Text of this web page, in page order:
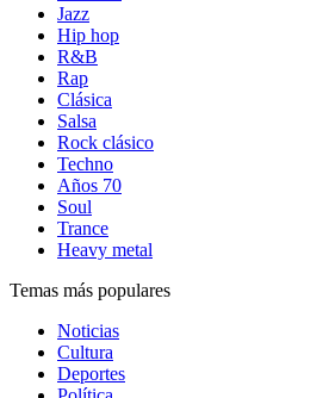
Jazz
Hip hop
R&B
Rap
Clásica
Salsa
Rock clásico
Techno
Años 70
Soul
Trance
Heavy metal
Temas más populares
Noticias
Cultura
Deportes